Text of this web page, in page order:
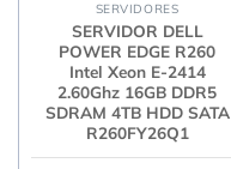
SERVIDORES
SERVIDOR DELL
POWER EDGE R260
Intel Xeon E-2414
2.60Ghz 16GB DDR5
SDRAM 4TB HDD SATA
R260FY26Q1